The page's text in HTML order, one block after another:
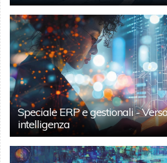
Speciale ERP e gestionali -
intelligenza